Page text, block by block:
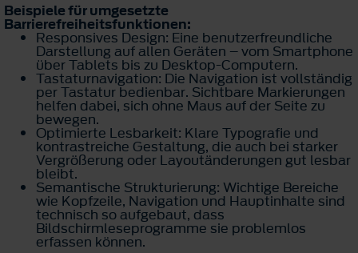
Beispiele für umgesetzte
Barrierefreiheitsfunktionen:
Responsives Design: Eine benutzerfreundliche
Darstellung auf allen Geräten – vom Smartphone
über Tablets bis zu Desktop-Computern.
Tastaturnavigation: Die Navigation ist vollständig
per Tastatur bedienbar. Sichtbare Markierungen
helfen dabei, sich ohne Maus auf der Seite zu
bewegen.
Optimierte Lesbarkeit: Klare Typografie und
kontrastreiche Gestaltung, die auch bei starker
Vergrößerung oder Layoutänderungen gut lesbar
bleibt.
Semantische Strukturierung: Wichtige Bereiche
wie Kopfzeile, Navigation und Hauptinhalte sind
technisch so aufgebaut, dass
Bildschirmleseprogramme sie problemlos
erfassen können.